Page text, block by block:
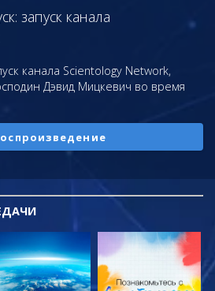
запуск канала
канала Scientology Network,
Дэвид Мицкевич во время